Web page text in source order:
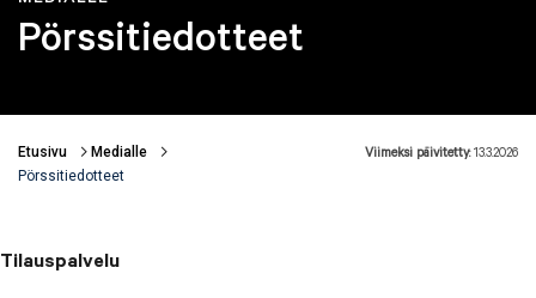
Pörssitiedotteet
Murupolku
Etusivu
Medialle
Pörssitiedotteet
Viimeksi päivitetty:13.3.2026
Tilauspalvelu